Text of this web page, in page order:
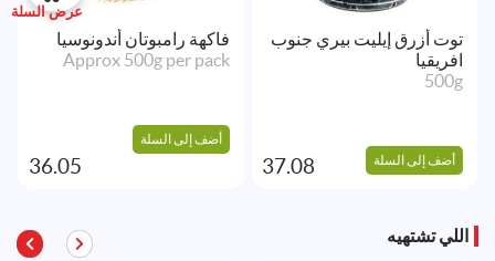
عرض السلة
توت أزرق إيليت بيري جنوب
افريقيا
500g
أضف إلى السلة 37.08
فاكهة رامبوتان أندونوسيا
Approx 500g per pack
أضف إلى السلة
36.05
اللي تشتهيه